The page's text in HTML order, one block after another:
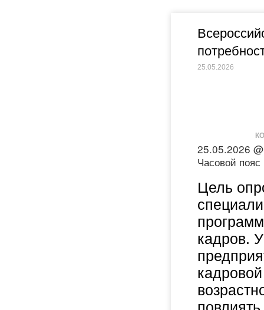
25.05.2026
25.05.2026
Часовой пояс
Цель
кадров.